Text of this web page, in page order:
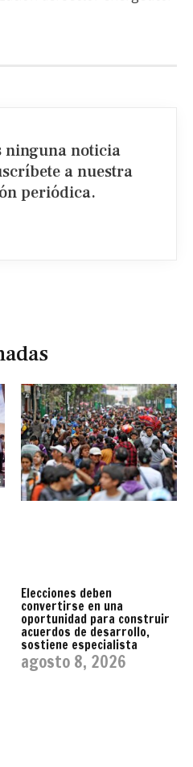
ninguna noticia
a nuestra
periódica.​
Elecciones deben
convertirse en una
oportunidad para construir
acuerdos de desarrollo,
sostiene especialista
agosto 8, 2026